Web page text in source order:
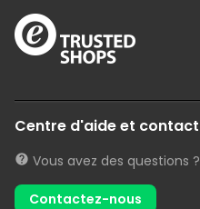
Centre d'aide et contact
Vous avez des questions ?
Contactez-nous